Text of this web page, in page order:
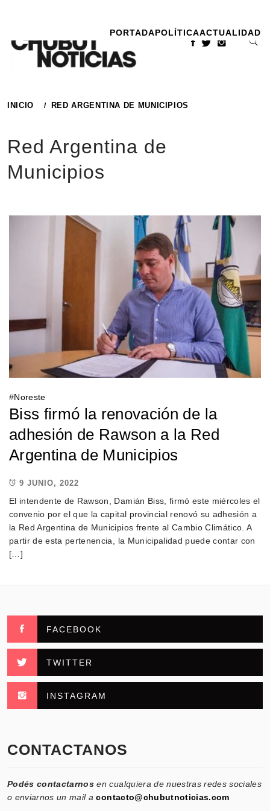
contenido
PORTADAPOLÍTICAACTUALIDAD
INICIO RED ARGENTINA DE MUNICIPIOS
Red Argentina de
Municipios
#Noreste
Biss firmó la renovación de la
adhesión de Rawson a la Red
Argentina de Municipios
9 JUNIO, 2022
El intendente de Rawson, Damián Biss, firmó este miércoles el
convenio por el que la capital provincial renovó su adhesión a
la Red Argentina de Municipios frente al Cambio Climático. A
partir de esta pertenencia, la Municipalidad puede contar con
[…]
FACEBOOK
TWITTER
INSTAGRAM
CONTACTANOS
Podés contactarnos en cualquiera de nuestras redes sociales
o enviarnos un mail acontacto@chubutnoticias.com